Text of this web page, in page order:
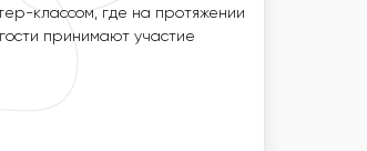
ВРЕМЕНИ НАХОДИТСЯ
СМЕНЯЯ ДРУГ
классом, где на протяжении
принимают участие